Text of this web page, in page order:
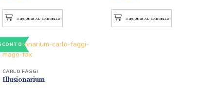
AGGIUNGI AL CARRELLO AGGIUNGI AL CARRELLO
Illusionarium
CARLO FAGGI